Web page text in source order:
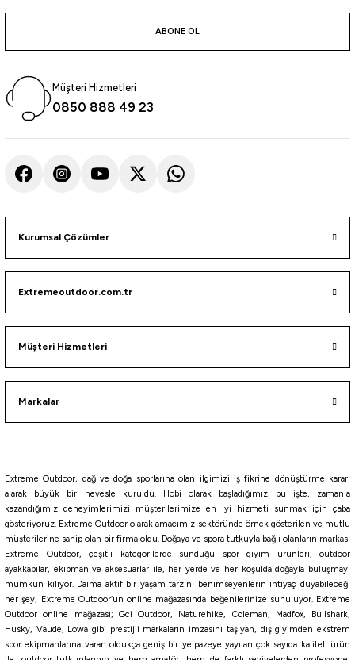
Fujin
Fujin TheOne 205cm 05-8gr LRF Kamışı 692UL
Havale ile 3.467,50 ₺
Ryuji Ultra Infınıty Fujı O 230cm 1-15gr 2 Parça LRF Kamışı
3.122,21
2.898,11₺
3.220,12₺
Havale ile 2.753,20 ₺
Fujin Trout 165cm 05-6gr Teleskopik Alabalık Kamışı
ABONE OL
Müşteri Hizmetleri
0850 888 49 23
Kurumsal Çözümler
Extremeoutdoor.com.tr
Müşteri Hizmetleri
Markalar
Extreme Outdoor, dağ ve doğa sporlarına olan ilgimizi iş fikrine dönüştürme kararı
alarak büyük bir hevesle kuruldu. Hobi olarak başladığımız bu işte, zamanla
kazandığımız deneyimlerimizi müşterilerimize en iyi hizmeti sunmak için çaba
gösteriyoruz. Extreme Outdoor olarak amacımız sektöründe örnek gösterilen ve mutlu
müşterilerine sahip olan bir firma oldu. Doğaya ve spora tutkuyla bağlı olanların markası
Extreme Outdoor, çeşitli kategorilerde sunduğu spor giyim ürünleri, outdoor
ayakkabılar, ekipman ve aksesuarlar ile, her yerde ve her koşulda doğayla buluşmayı
mümkün kılıyor. Daima aktif bir yaşam tarzını benimseyenlerin ihtiyaç duyabileceği
her şey, Extreme Outdoor’un online mağazasında beğenilerinize sunuluyor. Extreme
Outdoor online mağazası; Gci Outdoor, Naturehike, Coleman, Madfox, Bullshark,
Husky, Vaude, Lowa gibi prestijli markaların imzasını taşıyan, dış giyimden ekstrem
spor ekipmanlarına varan oldukça geniş bir yelpazeye yayılan çok sayıda kaliteli ürün